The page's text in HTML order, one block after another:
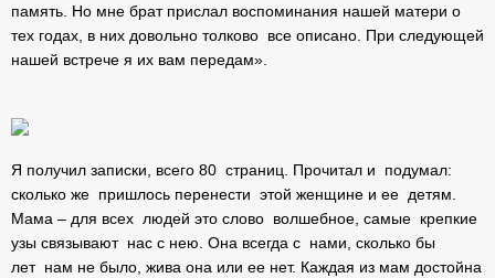
память. Но мне брат прислал воспоминания нашей матери о
тех годах, в них довольно толково все описано. При следующей
нашей встрече я их вам передам».
Я получил записки, всего 80 страниц. Прочитал и подумал:
сколько же пришлось перенести этой женщине и ее детям.
Мама – для всех людей это слово волшебное, самые крепкие
узы связывают нас с нею. Она всегда с нами, сколько бы
лет нам не было, жива она или ее нет. Каждая из мам достойна